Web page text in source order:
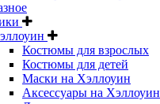
Костюмы для взрослых
Костюмы для детей
Маски на Хэллоуин
Аксессуары на Хэллоуин